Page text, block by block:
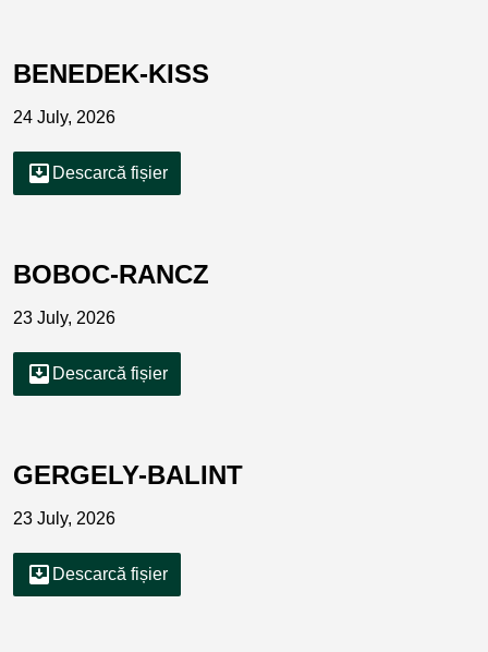
BENEDEK-KISS
24 July, 2026
move_to_inbox Descarcă fișier
BOBOC-RANCZ
23 July, 2026
move_to_inbox Descarcă fișier
GERGELY-BALINT
23 July, 2026
move_to_inbox Descarcă fișier